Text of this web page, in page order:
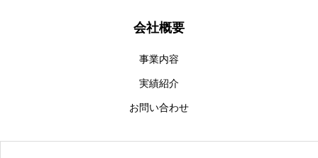
会社概要
事業内容
実績紹介
お問い合わせ